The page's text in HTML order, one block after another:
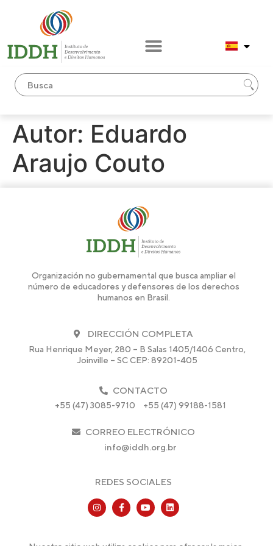
Autor: Eduardo
Araujo Couto
Organización no gubernamental que busca ampliar el
número de educadores y defensores de los derechos
humanos en Brasil.
DIRECCIÓN COMPLETA
Rua Henrique Meyer, 280 – B Salas 1405/1406 Centro,
Joinville – SC CEP: 89201-405
CONTACTO
+55 (47) 3085-9710 +55 (47) 99188-1581
CORREO ELECTRÓNICO
info@iddh.org.br
REDES SOCIALES